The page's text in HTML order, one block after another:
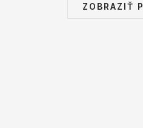
ZOBRAZIŤ